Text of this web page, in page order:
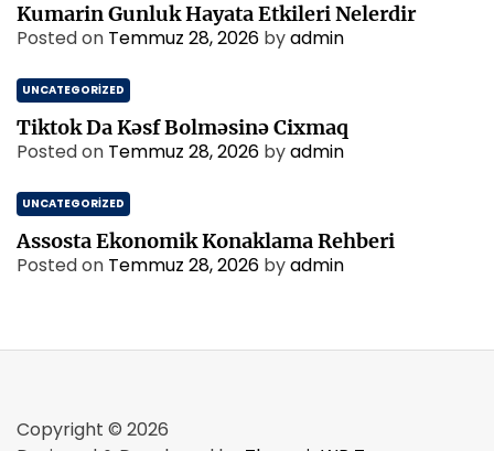
Kumarin Gunluk Hayata Etkileri Nelerdir
Posted on Temmuz 28, 2026 byadmin
UNCATEGORIZED
Tiktok Da Kəsf Bolməsinə Cixmaq
Posted on Temmuz 28, 2026 byadmin
UNCATEGORIZED
Assosta Ekonomik Konaklama Rehberi
Posted on Temmuz 28, 2026 byadmin
Copyright © 2026